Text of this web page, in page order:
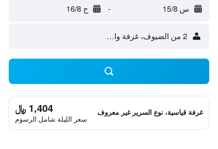
س 15/8 - ح 16/8
2 من الضيوف، غرفة واحدة
غرفة قياسية، نوع السرير غير معروف 1,404 ﷼
سعر الليلة شامل الرسوم